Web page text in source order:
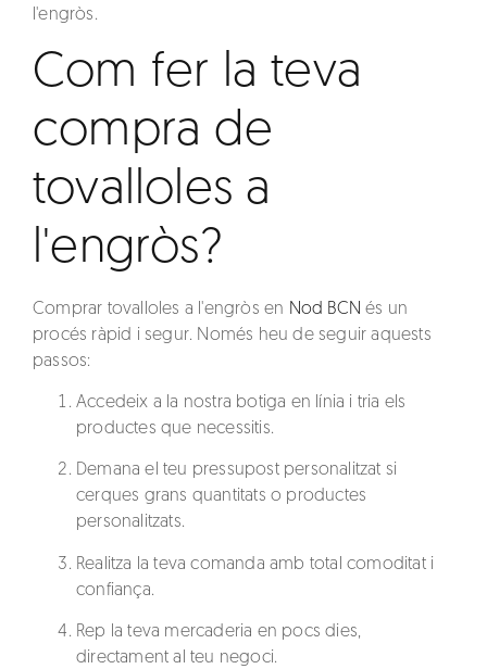
l'engròs.
Com fer la teva
compra de
tovalloles a
l'engròs?
Comprar tovalloles a l'engròs en Nod BCN és un
procés ràpid i segur. Només heu de seguir aquests
passos:
Accedeix a la nostra botiga en línia i tria els
productes que necessitis.
Demana el teu pressupost personalitzat si
cerques grans quantitats o productes
personalitzats.
Realitza la teva comanda amb total comoditat i
confiança.
Rep la teva mercaderia en pocs dies,
directament al teu negoci.